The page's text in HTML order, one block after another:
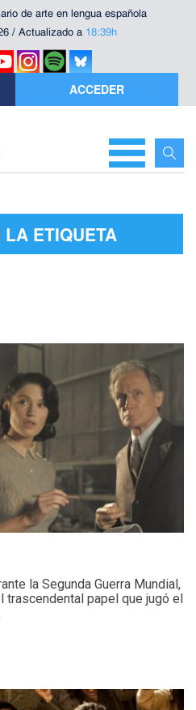
de arte en lengua española
/ Actualizado a 18:39h
ACCEDER
ETIQUETA
la Segunda Guerra Mundial,
papel que jugó el